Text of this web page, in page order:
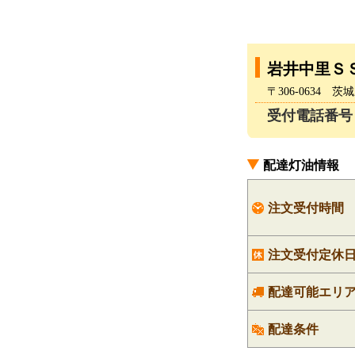
岩井中里
〒306-0634 茨
受付電話番号
配達灯油情報
注文受付時間
注文受付定休
配達可能エリ
配達条件